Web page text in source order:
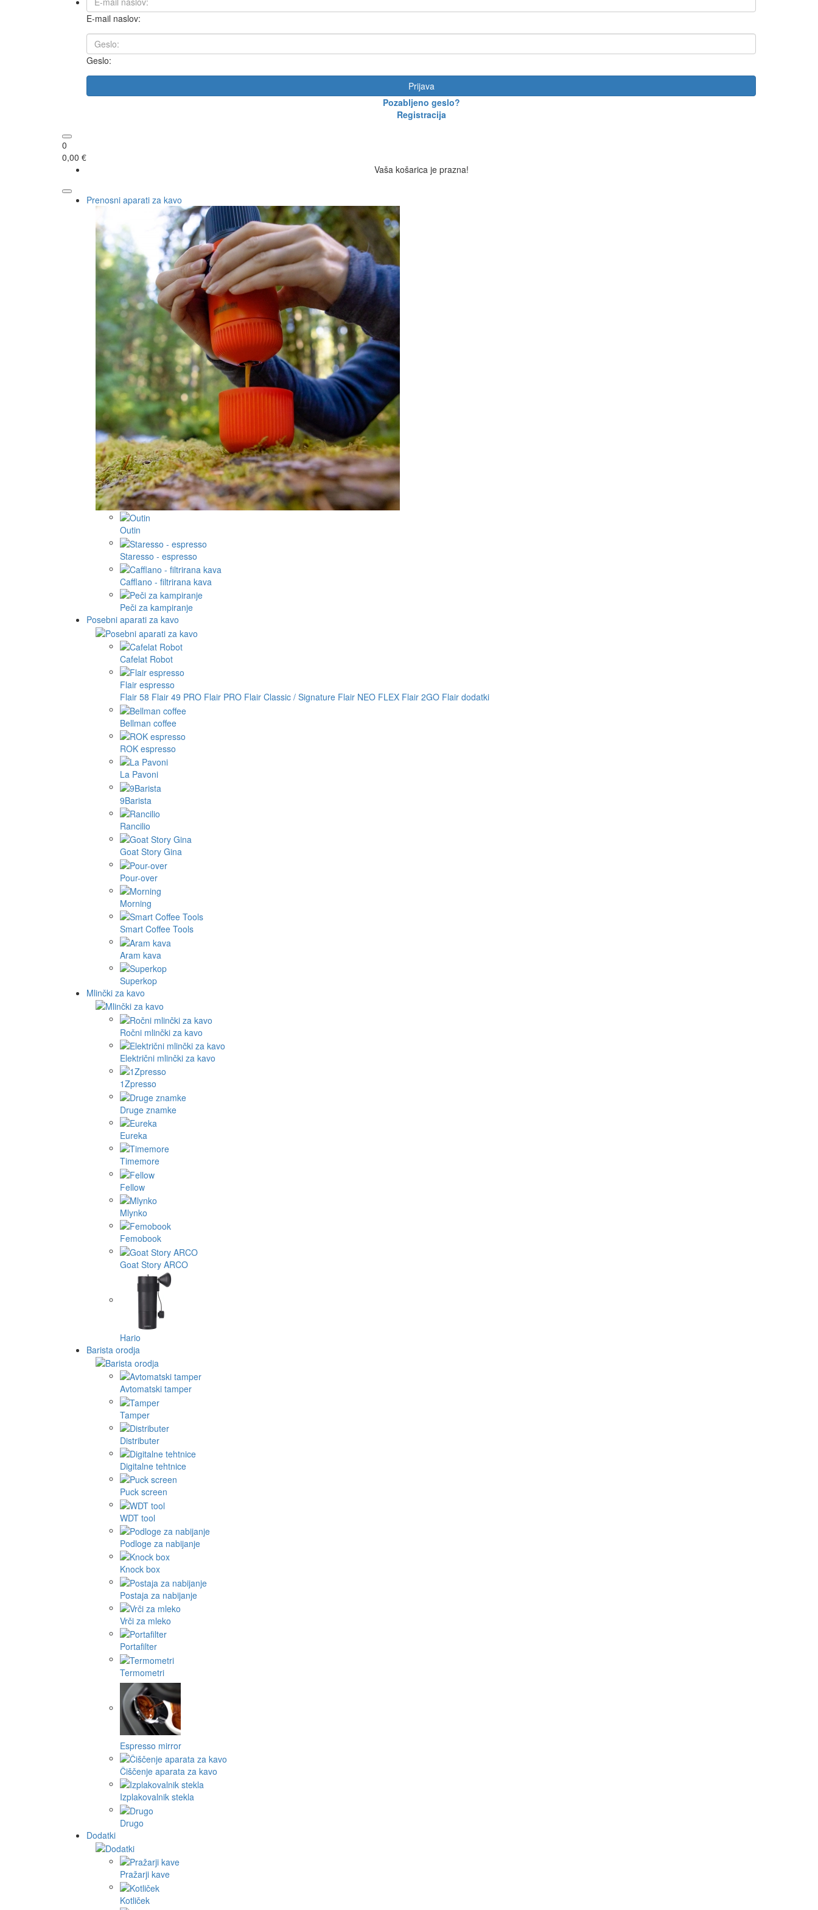
E-mail naslov:
Geslo:
Prijava
Pozabljeno geslo?
Registracija
0
0,00 €
Vaša košarica je prazna!
Prenosni aparati za kavo
Outin
Staresso - espresso
Cafflano - filtrirana kava
Peči za kampiranje
Posebni aparati za kavo
Cafelat Robot
Flair espresso
Flair 58 Flair 49 PRO Flair PRO Flair Classic / Signature Flair NEO FLEX Flair 2GO Flair dodatki
Bellman coffee
ROK espresso
La Pavoni
9Barista
Rancilio
Goat Story Gina
Pour-over
Morning
Smart Coffee Tools
Aram kava
Superkop
Mlinčki za kavo
Ročni mlinčki za kavo
Električni mlinčki za kavo
1Zpresso
Druge znamke
Eureka
Timemore
Fellow
Mlynko
Femobook
Goat Story ARCO
Hario
Barista orodja
Avtomatski tamper
Tamper
Distributer
Digitalne tehtnice
Puck screen
WDT tool
Podloge za nabijanje
Knock box
Postaja za nabijanje
Vrči za mleko
Portafilter
Termometri
Espresso mirror
Čiščenje aparata za kavo
Izplakovalnik stekla
Drugo
Dodatki
Pražarji kave
Kotliček